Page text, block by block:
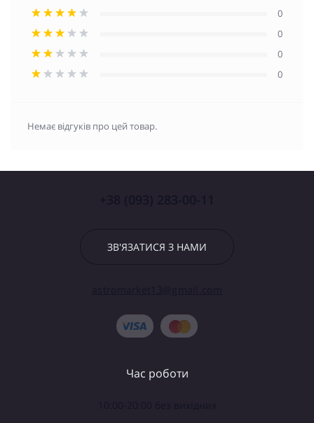
0
0
0
0
Немає відгуків про цей товар.
ЗВ'ЯЗАТИСЯ З НАМИ
Час роботи